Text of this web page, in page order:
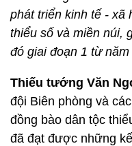
phát triển kinh tế - xã
thiểu số và miền núi,
đó giai đoạn 1 từ
Thiếu tướng Văn
đội Biên phòng và
đồng bào dân tộc
đã đạt được những